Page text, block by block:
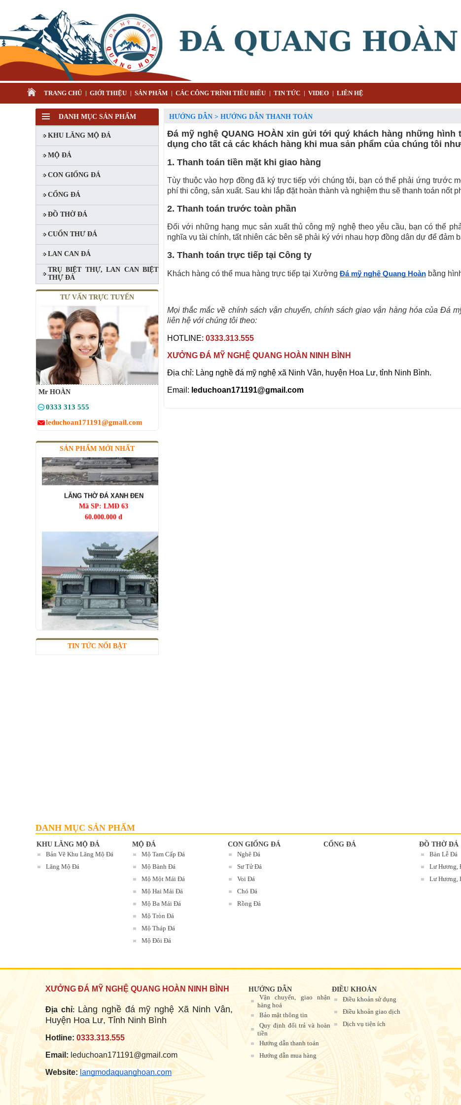
TRANG CHỦ GIỚI THIỆU SẢN PHẨM CÁC CÔNG TRÌNH TIÊU BIỂU TIN TỨC VIDEO LIÊN HỆ
DANH MỤC SẢN PHẨM
KHU LĂNG MỘ ĐÁ
MỘ ĐÁ
CON GIỐNG ĐÁ
CỔNG ĐÁ
ĐỒ THỜ ĐÁ
CUỐN THƯ ĐÁ
LAN CAN ĐÁ
TRỤ BIỆT THỰ, LAN CAN BIỆT
THỰ ĐÁ
TƯ VẤN TRỰC TUYẾN
Mr HOÀN
0333 313 555
leduchoan171191@gmail.com
SẢN PHẨM MỚI NHẤT
MỘ ĐÔI ĐÁ XANH RÊU
Mã SP: MĐĐ 06
90.000.000 đ
MỘ ĐÁ BA MÁI XANH RÊU
Mã SP: MBMĐ 03
60.000.000 đ
LĂNG THỜ ĐÁ XANH ĐEN
Mã SP: LMĐ 63
60.000.000 đ
LĂNG ĐÁ TAM QUAN
Mã SP: LMĐ 62
120.000.000 đ
LĂNG MỘ ĐÁ XANH RÊU
LĂNG ĐÁ ( LĂNG THỜ ĐÁ )
Mã SP: LMĐ 047
60.000.000 đ
TIN TỨC NỔI BẬT
HƯỚNG DẪN > HƯỚNG DẪN THANH TOÁN
Đá mỹ nghệ QUANG HOÀN xin gửi tới quý khách hàng những
dụng cho tất cả các khách hàng khi mua sản phẩm của chúng tôi
1. Thanh toán tiền mặt khi giao hàng
Tùy thuộc vào hợp đồng đã ký trực tiếp với chúng tôi, bạn có thể phải ứng trước
phí thi công, sản xuất. Sau khi lắp đặt hoàn thành và nghiệm thu sẽ thanh toán nốt
2. Thanh toán trước toàn phần
Đối với những hạng mục sản xuất thủ công mỹ nghệ theo yêu cầu, bạn có thể
nghĩa vụ tài chính, tất nhiên các bên sẽ phải ký với nhau hợp đồng dân dự để đảm
3. Thanh toán trực tiếp tại Công ty
Khách hàng có thể mua hàng trực tiếp tại Xưởng Đá mỹ nghệ Quang Hoàn bằng
Mọi thắc mắc về chính sách vận chuyển, chính sách giao vận hàng hóa của Đá
liên hệ với chúng tôi theo:
HOTLINE: 0333.313.555
XƯỞNG ĐÁ MỸ NGHỆ QUANG HOÀN NINH BÌNH
Địa chỉ: Làng nghề đá mỹ nghệ xã Ninh Vân, huyện Hoa Lư, tỉnh Ninh Bình.
Email: leduchoan171191@gmail.com
DANH MỤC SẢN PHẨM
KHU LĂNG MỘ ĐÁ
Bản Vẽ Khu Lăng Mộ Đá
Lăng Mộ Đá
MỘ ĐÁ
Mộ Tam Cấp Đá
Mộ Bành Đá
Mộ Một Mái Đá
Mộ Hai Mái Đá
Mộ Ba Mái Đá
Mộ Tròn Đá
Mộ Tháp Đá
Mộ Đôi Đá
CON GIỐNG ĐÁ
Nghê Đá
Sư Tử Đá
Voi Đá
Chó Đá
Rồng Đá
CỔNG ĐÁ
ĐỒ THỜ ĐÁ
Bàn Lễ Đá
Lư Hương,
Lư Hương,
XƯỞNG ĐÁ MỸ NGHỆ QUANG HOÀN NINH BÌNH
Địa chỉ: Làng nghề đá mỹ nghệ Xã Ninh Vân,
Huyện Hoa Lư, Tỉnh Ninh Bình
Hotline: 0333.313.555
Email: leduchoan171191@gmail.com
Website: langmodaquanghoan.com
HƯỚNG DẪN
Vận chuyển, giao nhận
hàng hoá
Bảo mật thông tin
Quy định đổi trả và hoàn
tiền
Hướng dẫn thanh toán
Hướng dẫn mua hàng
ĐIỀU KHOẢN
Điều khoản sử dụng
Điều khoản giao dịch
Dịch vụ tiện ích